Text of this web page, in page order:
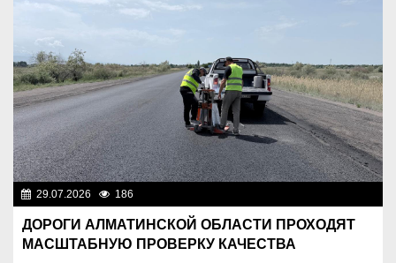
29.07.2026 186
ДОРОГИ АЛМАТИНСКОЙ ОБЛАСТИ ПРОХОДЯТ
МАСШТАБНУЮ ПРОВЕРКУ КАЧЕСТВА